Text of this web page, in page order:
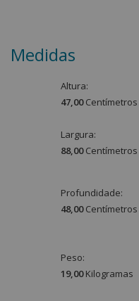
Medidas
Altura:
47,00 Centímetros
Largura:
88,00 Centímetros
Profundidade:
48,00 Centímetros
Peso:
19,00 Kilogramas